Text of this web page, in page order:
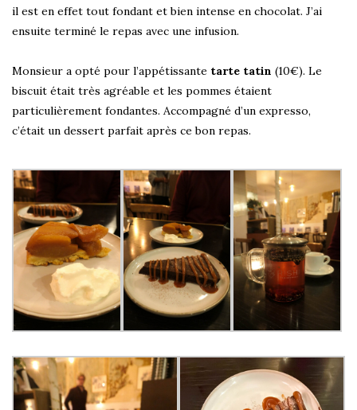
il est en effet tout fondant et bien intense en chocolat. J’ai
ensuite terminé le repas avec une infusion.
Monsieur a opté pour l’appétissante tarte tatin (10€). Le
biscuit était très agréable et les pommes étaient
particulièrement fondantes. Accompagné d’un expresso,
c’était un dessert parfait après ce bon repas.